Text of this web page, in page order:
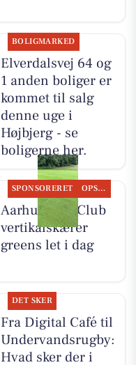
BOLIGMARKED
Elverdalsvej 64 og
1 anden boliger er
kommet til salg
denne uge i
Højbjerg - se
boligerne her.
SPONSORERET OPSLAGSTAVLEN
Aarhus Golf Club
vertikalskærer
greens let i dag
DET SKER
Fra Digital Café til
Undervandsrugby:
Hvad sker der i